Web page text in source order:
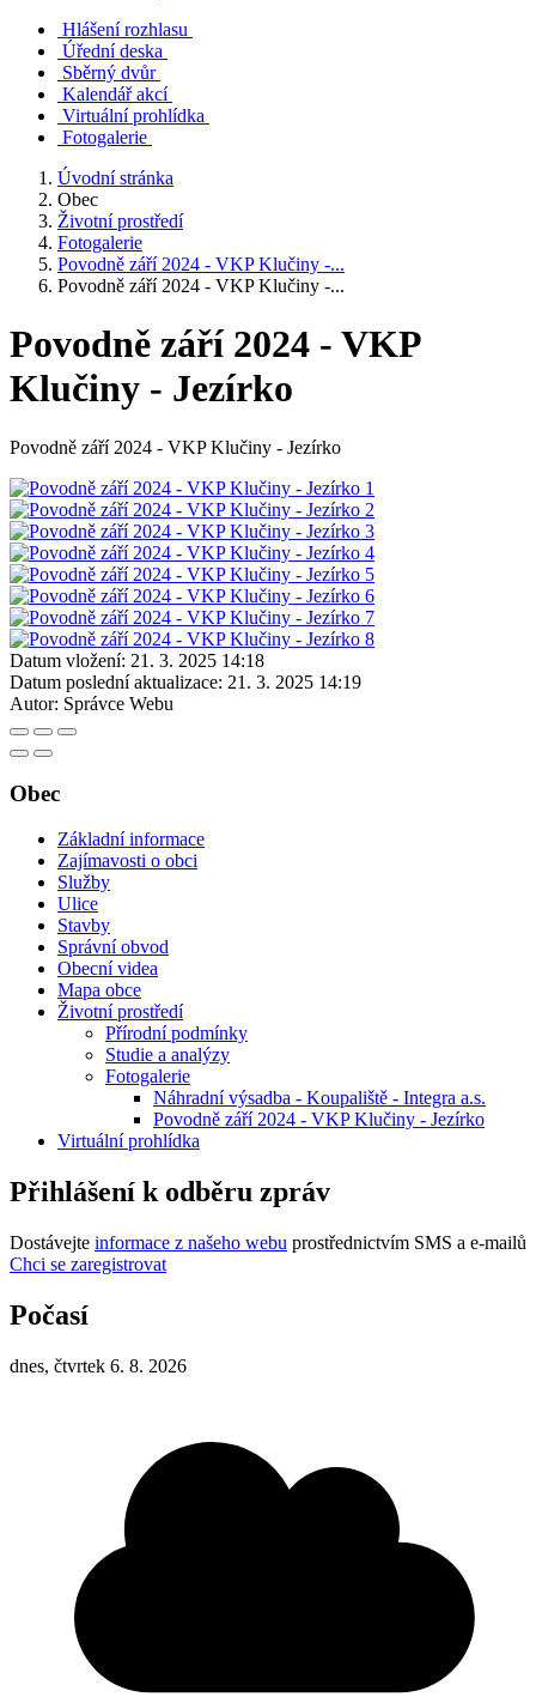
Hlášení rozhlasu
Úřední deska
Sběrný dvůr
Kalendář akcí
Virtuální prohlídka
Fotogalerie
Úvodní stránka
Obec
Životní prostředí
Fotogalerie
Povodně září 2024 - VKP Klučiny -...
Povodně září 2024 - VKP Klučiny -...
Povodně září 2024 - VKP
Klučiny - Jezírko
Povodně září 2024 - VKP Klučiny - Jezírko
Datum vložení: 21. 3. 2025 14:18
Datum poslední aktualizace: 21. 3. 2025 14:19
Autor: Správce Webu
Obec
Základní informace
Zajímavosti o obci
Služby
Ulice
Stavby
Správní obvod
Obecní videa
Mapa obce
Životní prostředí
Přírodní podmínky
Studie a analýzy
Fotogalerie
Náhradní výsadba - Koupaliště - Integra a.s.
Povodně září 2024 - VKP Klučiny - Jezírko
Virtuální prohlídka
Přihlášení k odběru zpráv
Dostávejte informace z našeho webu prostřednictvím SMS a e-mailů
Chci se zaregistrovat
Počasí
dnes, čtvrtek 6. 8. 2026